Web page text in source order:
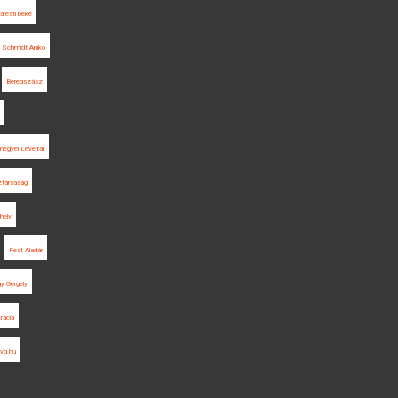
béke
Schmidt Anikó
Beregszász
Levéltár
Fest Aladár
Gergely